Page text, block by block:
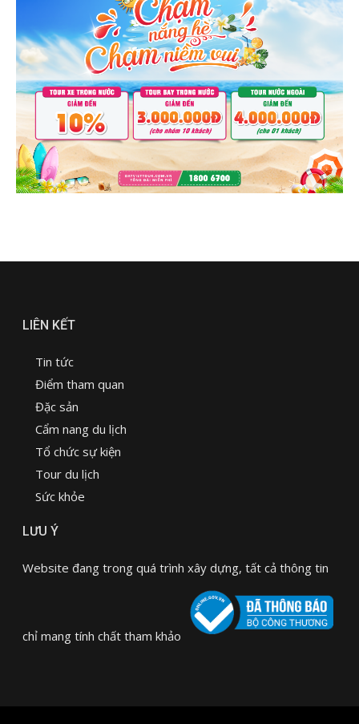
LIÊN KẾT
Tin tức
Điểm tham quan
Đặc sản
Cẩm nang du lịch
Tổ chức sự kiện
Tour du lịch
Sức khỏe
LƯU Ý
Website đang trong quá trình xây dựng, tất cả thông tin
chỉ mang tính chất tham khảo